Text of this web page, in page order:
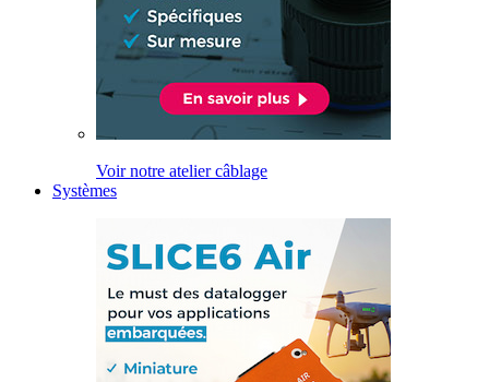
Voir notre atelier câblage
Systèmes